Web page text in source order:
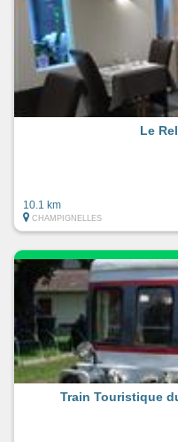
Le
10.1 km
CHAMPIGNELLES
Train Touristique